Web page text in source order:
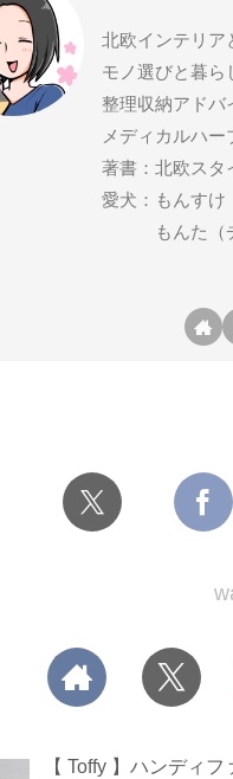
北欧インテリア
モノ選びと暮ら
整理収納アドバ
メディカルハ
著書：北欧スタ
愛犬：もんすけ
もんた（チ
【 Toffy 】ハンディ